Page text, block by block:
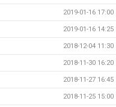
2019-01-16 17:00
2019-01-16 14:25
2018-12-04 11:30
2018-11-30 16:20
2018-11-27 16:45
2018-11-25 15:00